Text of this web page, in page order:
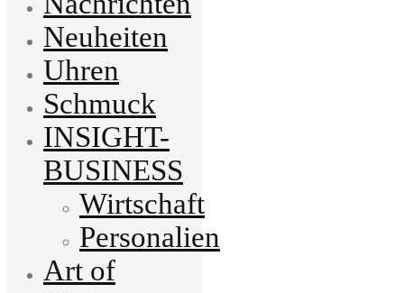
Neuheiten
Uhren
Schmuck
INSIGHT-
BUSINESS
Wirtschaft
Personalien
Art of